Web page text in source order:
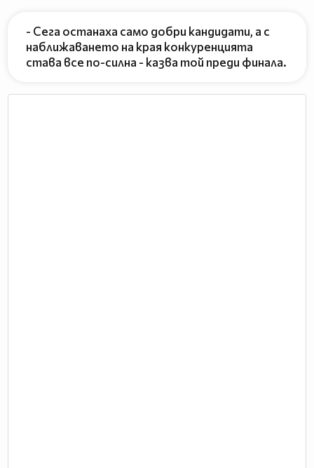
- Сега останаха само добри кандидати, а с
наближаването на края конкуренцията
става все по-силна - казва той преди финала.